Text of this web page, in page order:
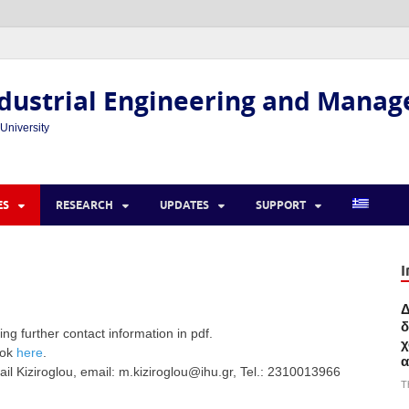
Engineering and
RESEARCH UPDATES SUPPORT
further contact information in pdf.
here
Kiziroglou, email: m.kiziroglou@ihu.gr, Tel.: 2310013966